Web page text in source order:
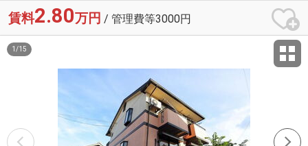
賃料2.80万円 / 管理費等3000円
1 /15